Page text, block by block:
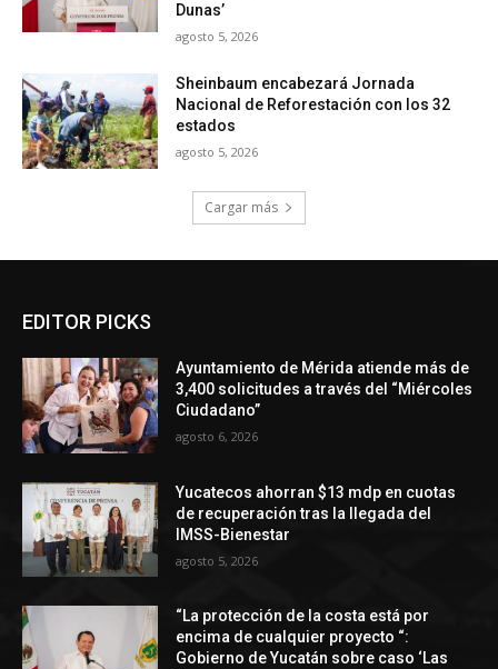
Dunas’
agosto 5, 2026
Sheinbaum encabezará Jornada
Nacional de Reforestación con los 32
estados
agosto 5, 2026
Cargar más
EDITOR PICKS
Ayuntamiento de Mérida atiende más de
3,400 solicitudes a través del “Miércoles
Ciudadano”
agosto 6, 2026
Yucatecos ahorran $13 mdp en cuotas
de recuperación tras la llegada del
IMSS-Bienestar
agosto 5, 2026
“La protección de la costa está por
encima de cualquier proyecto “:
Gobierno de Yucatán sobre caso ‘Las